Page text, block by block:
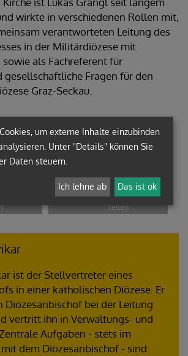
wirkte in verschiedenen Rollen mit,
verantworteten Leitung des
in der Militärdiözese mit
sowie als Fachreferent für
gesellschaftliche Fragen für den
Graz-Seckau.
ist der Stellvertreter eines
in einer katholischen Diözese. Er
Diözesanbischof bei der Leitung
vertritt ihn in Verwaltungs- und
Aufgaben - stets im
dem Diözesanbischof - sind:
um externe Inhalte einzubinden
Unter "Details" können Sie
Daten steuern.
Ich lehne ab Das ist ok